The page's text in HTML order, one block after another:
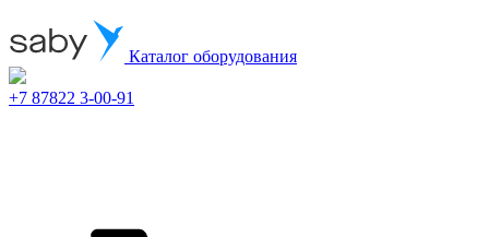
Каталог оборудования
+7 87822 3-00-91